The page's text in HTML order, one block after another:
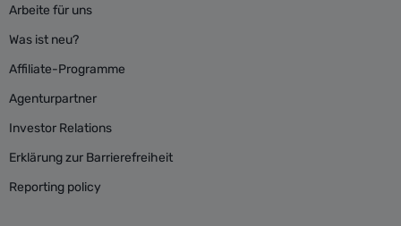
Arbeite für uns
Was ist neu?
Affiliate-Programme
Agenturpartner
Investor Relations
Erklärung zur Barrierefreiheit
Reporting policy